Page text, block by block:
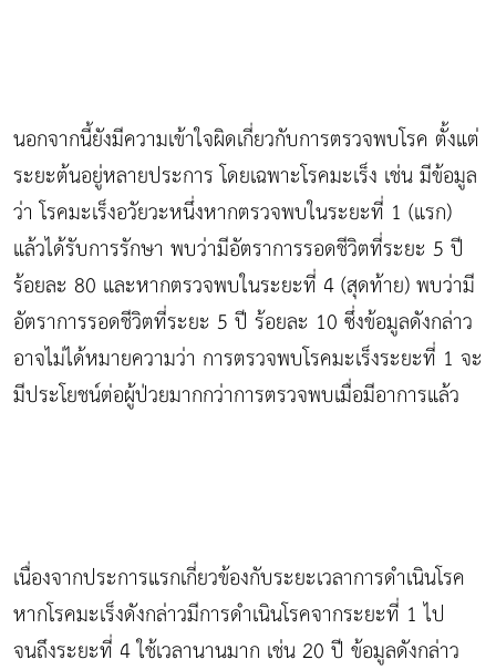
นอกจากนี้ยังมีความเข้าใจผิดเกี่ยวกับการตรวจพบโรค ตั้งแต่
ระยะต้นอยู่หลายประการ โดยเฉพาะโรคมะเร็ง เช่น มีข้อมูล
ว่า โรคมะเร็งอวัยวะหนึ่งหากตรวจพบในระยะที่ 1 (แรก)
แล้วได้รับการรักษา พบว่ามีอัตราการรอดชีวิตที่ระยะ 5 ปี
ร้อยละ 80 และหากตรวจพบในระยะที่ 4 (สุดท้าย) พบว่ามี
อัตราการรอดชีวิตที่ระยะ 5 ปี ร้อยละ 10 ซึ่งข้อมูลดังกล่าว
อาจไม่ได้หมายความว่า การตรวจพบโรคมะเร็งระยะที่ 1 จะ
มีประโยชน์ต่อผู้ป่วยมากกว่าการตรวจพบเมื่อมีอาการแล้ว
เนื่องจากประการแรกเกี่ยวข้องกับระยะเวลาการดำเนินโรค
หากโรคมะเร็งดังกล่าวมีการดำเนินโรคจากระยะที่ 1 ไป
จนถึงระยะที่ 4 ใช้เวลานานมาก เช่น 20 ปี ข้อมูลดังกล่าว